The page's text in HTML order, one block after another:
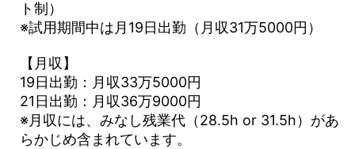
ト制）
※試用期間中は月19日出勤（月収31万5000円）
【月収】
19日出勤：月収33万5000円
21日出勤：月収36万9000円
※月収には、みなし残業代（28.5h or 31.5h）があ
らかじめ含まれています。